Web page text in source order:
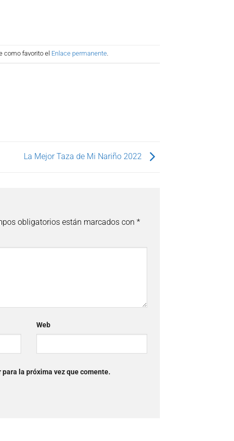
como favorito el Enlace permanente.
La Mejor Taza de Mi Nariño 2022
obligatorios están marcados con *
Web
la próxima vez que comente.